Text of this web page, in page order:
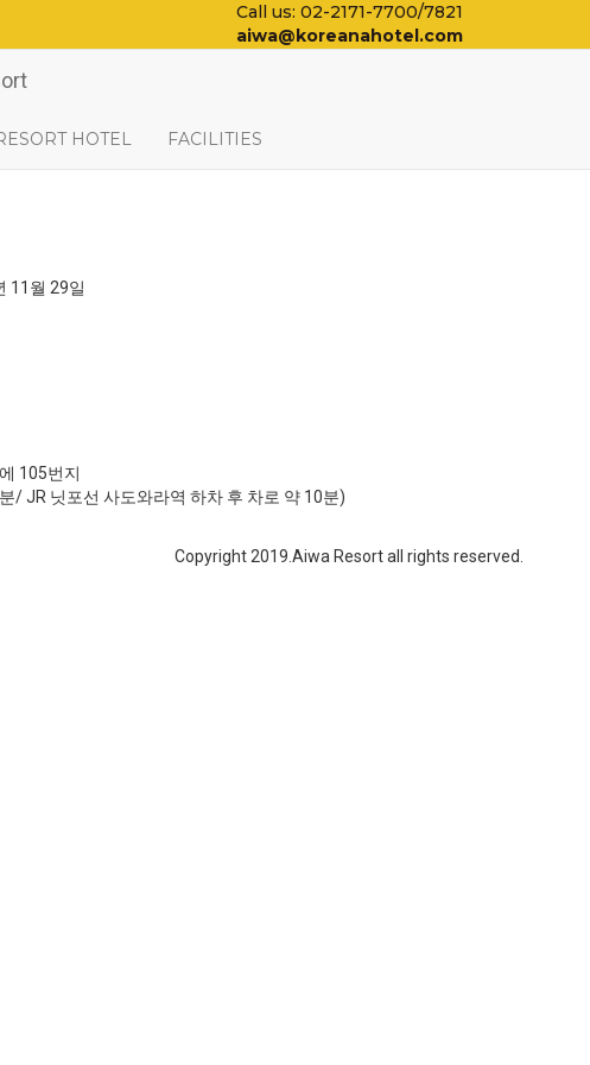
Call us: 02-2171-7700/7821
aiwa@koreanahotel.com
HOTEL FACILITIES
11월 29일
105번지
/ JR 닛포선 사도와라역 하차 후 차로 약 10분)
Copyright 2019.Aiwa Resort all rights reserved.